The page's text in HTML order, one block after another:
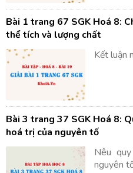
Bài 1 trang 67 SGK Hoá 8:
thể tích và lượng chất
Kết luận
Bài 3 trang 37 SGK Hoá 8:
hoá trị của nguyên tố
Nêu
nguyên